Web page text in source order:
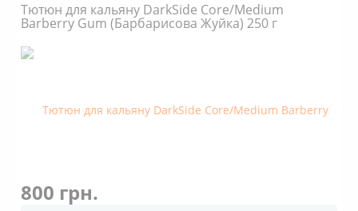
Смак: Насичений
Аромат: Солодкий
Аромат: Фруктовий
Димність: Вищє середнього
Тютюн для кальяну DarkSide Core/Medium
Barberry Gum (Барбарисова Жуйка) 250 г
800 грн.